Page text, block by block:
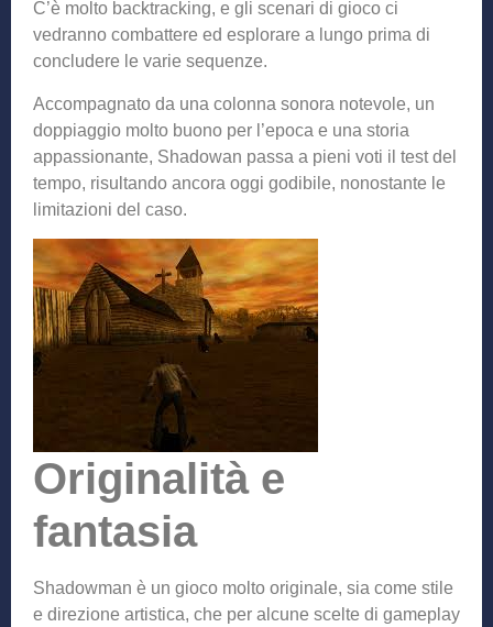
C’è molto backtracking, e gli scenari di gioco ci
vedranno combattere ed esplorare a lungo prima di
concludere le varie sequenze.
Accompagnato da una colonna sonora notevole, un
doppiaggio molto buono per l’epoca e una storia
appassionante, Shadowan passa a pieni voti il test del
tempo, risultando ancora oggi godibile, nonostante le
limitazioni del caso.
Originalità e
fantasia
Shadowman è un gioco molto originale, sia come stile
e direzione artistica, che per alcune scelte di gameplay